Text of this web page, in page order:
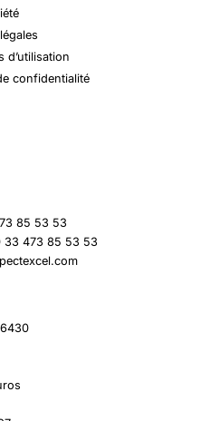
d’utilisation
confidentialité
85 53 53
33 473 85 53 53